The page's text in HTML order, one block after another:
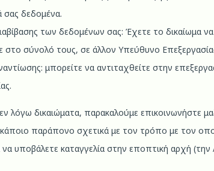
δεδομένα.
των δεδομένων σας: Έχετε το δικαίωμα
στο σύνολό τους, σε άλλον Υπεύθυνο
μπορείτε να αντιταχθείτε στην
λόγω δικαιώματα, παρακαλούμε επικοινωνήστε
παράπονο σχετικά με τον τρόπο με τον
να υποβάλετε καταγγελία στην εποπτική αρχή